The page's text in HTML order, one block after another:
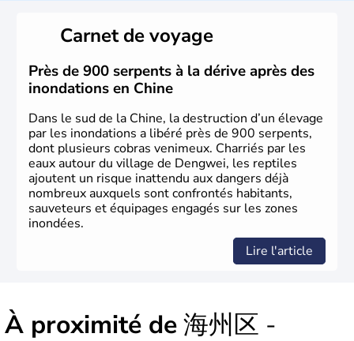
dynasties. La dynastie Qing a été la dernière à régner
jusqu'aux guerres de l'opium lorsque la Chine s'est
constituée comme nation et a retrouvé son indépendance
en 1945. Illustre pays en matière d'inventions avant-
gardistes, la Chine a été la première utilisatrice du papier,
de l'imprimerie à caractères mobiles, de la boussole et de
la poudre à canon.
Carnet de voyage
Près de 900 serpents à la dérive après des
inondations en Chine
Dans le sud de la Chine, la destruction d’un élevage
par les inondations a libéré près de 900 serpents,
dont plusieurs cobras venimeux. Charriés par les
eaux autour du village de Dengwei, les reptiles
ajoutent un risque inattendu aux dangers déjà
nombreux auxquels sont confrontés habitants,
sauveteurs et équipages engagés sur les zones
inondées.
Lire l'article
À proximité de海州区 -